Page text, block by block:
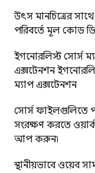
উৎস মানচিত্রের সাথে
পরিবর্তে মূল কোড
ইগনোরলিস্ট সোর্স
এক্সটেনশন
ম্যাপ এক্সটেনশন
সোর্স ফাইলগুলিতে
সংরক্ষণ করতে
আপ করুন৷
স্থানীয়ভাবে ওয়েব